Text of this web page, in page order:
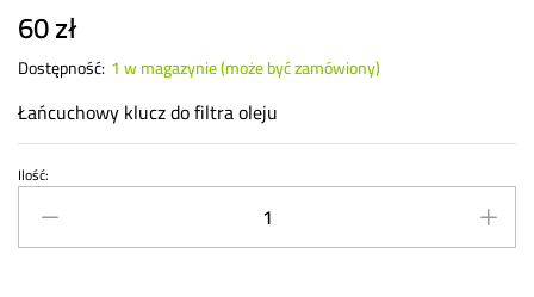
60zł
Dostępność: 1 w magazynie (może być zamówiony)
Łańcuchowy klucz do filtra oleju
Łańcuchowy
klucz
do
Ilość: